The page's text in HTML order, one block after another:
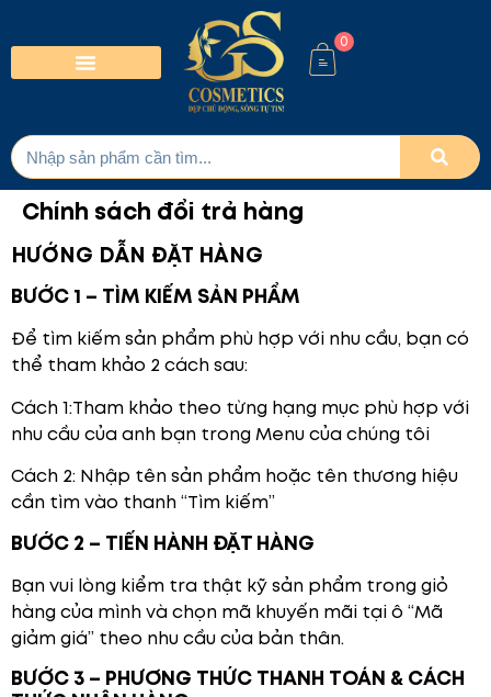
0
Chính sách đổi trả hàng
HƯỚNG DẪN ĐẶT HÀNG
BƯỚC 1 – TÌM KIẾM SẢN PHẨM
Để tìm kiếm sản phẩm phù hợp với nhu cầu, bạn có
thể tham khảo 2 cách sau:
Cách 1:Tham khảo theo từng hạng mục phù hợp với
nhu cầu của anh bạn trong Menu của chúng tôi
Cách 2: Nhập tên sản phẩm hoặc tên thương hiệu
cần tìm vào thanh “Tìm kiếm”
BƯỚC 2 – TIẾN HÀNH ĐẶT HÀNG
Bạn vui lòng kiểm tra thật kỹ sản phẩm trong giỏ
hàng của mình và chọn mã khuyến mãi tại ô “Mã
giảm giá” theo nhu cầu của bản thân.
BƯỚC 3 – PHƯƠNG THỨC THANH TOÁN & CÁCH